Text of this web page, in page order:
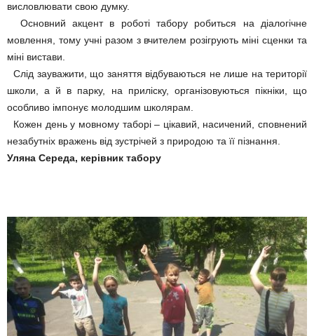
висловлювати свою думку.
Основний акцент в роботі табору робиться на діалогічне
мовлення, тому учні разом з вчителем розігрують міні сценки та
міні вистави.
Слід зауважити, що заняття відбуваються не лише на території
школи, а й в парку, на приліску, організовуються пікніки, що
особливо імпонує молодшим школярам.
Кожен день у мовному таборі – цікавий, насичений, сповнений
незабутніх вражень від зустрічей з природою та її пізнання.
Уляна Середа, керівник табору